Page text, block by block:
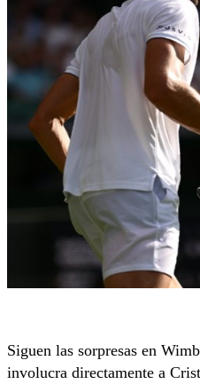
Siguen las sorpresas en
involucra directamente a